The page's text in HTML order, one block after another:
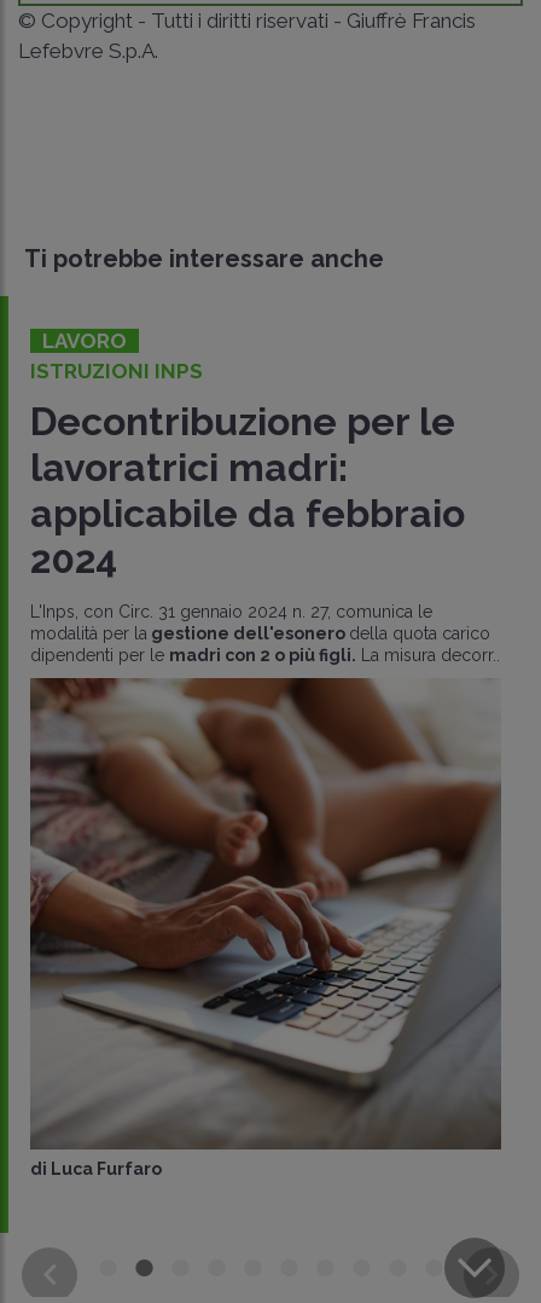
CONDIVIDI
© Copyright - Tutti i diritti riservati - Giuffrè Francis
Lefebvre S.p.A.
Ti potrebbe interessare anche
LAVORO
ISTRUZIONI INPS
Decontribuzione per le
lavoratrici madri:
applicabile da febbraio
2024
L'Inps, con Circ. 31 gennaio 2024 n. 27, comunica le
modalità per la gestione dell'esonero della quota carico
dipendenti per le madri con 2 o più figli. La misura decorr..
di Luca Furfaro